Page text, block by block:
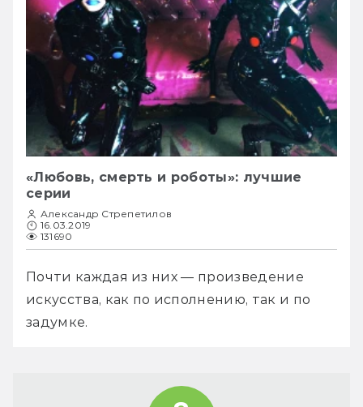
«Любовь, смерть и роботы»: лучшие
серии
Александр Стрепетилов
16.03.2019
131690
Почти каждая из них — произведение
искусства, как по исполнению, так и по
задумке.